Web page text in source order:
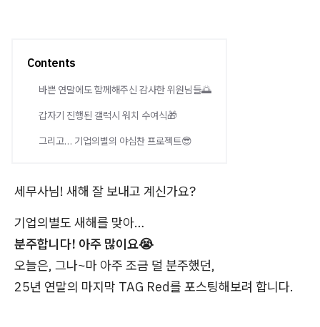
Contents
바쁜 연말에도 함께해주신 감사한 위원님들🌅
갑자기 진행된 갤럭시 워치 수여식🎁
그리고… 기업의별의 야심찬 프로젝트😎
세무사님! 새해 잘 보내고 계신가요?
기업의별도 새해를 맞아…
분주합니다! 아주 많이요😭
오늘은, 그나~마 아주 조금 덜 분주했던,
25년 연말의 마지막 TAG Red를 포스팅해보려 합니다.